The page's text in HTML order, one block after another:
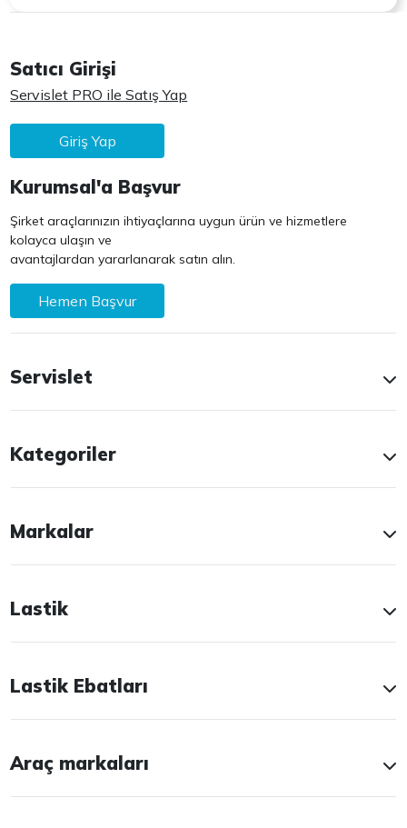
Satıcı Girişi
Servislet PRO ile Satış Yap
Giriş Yap
Kurumsal'a Başvur
Şirket araçlarınızın ihtiyaçlarına uygun ürün ve hizmetlere
kolayca ulaşın ve
avantajlardan yararlanarak satın alın.
Hemen Başvur
Servislet
Kategoriler
Markalar
Lastik
Lastik Ebatları
Araç markaları